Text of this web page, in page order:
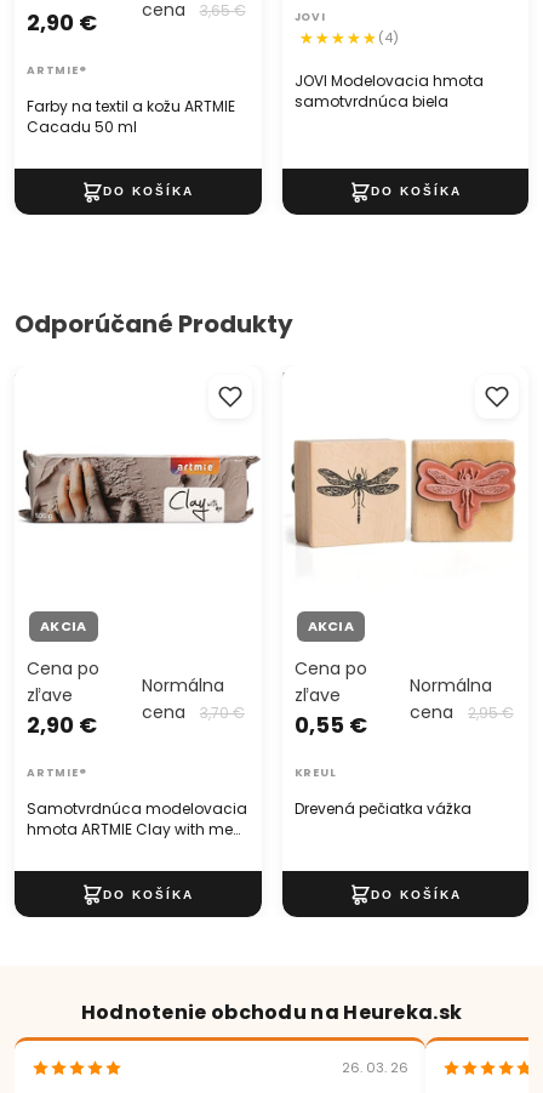
Farby na textil a kožu ARTMIE
Cacadu 50 ml
2,90 € cena 3,65 €
ARTMIE®
JOVI Modelovacia hmota
samotvrdnúca biela
JOVI
(4)
Odporúčané Produkty
Samotvrdnúca modelovacia
hmota ARTMIE Clay with me
AKCIA
Samotvrdnúca modelovacia
hmota ARTMIE Clay with me
Cena po
zľave
2,90 €
Normálna
cena
3,70 €
ARTMIE®
Drevená pečiatka vážka
AKCIA
Drevená pečiatka vážka
Cena po
zľave
0,55 €
Normálna
cena
2,95 €
KREUL
Hodnotenie obchodu na Heureka.sk
26. 03. 26